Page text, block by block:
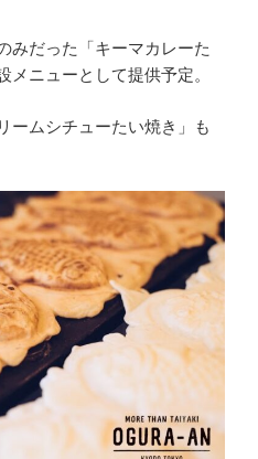
みだった「キーマカレーた
メニューとして提供予定。
ームシチューたい焼き」も